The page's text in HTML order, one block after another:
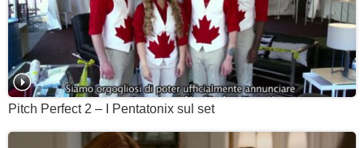
Pitch Perfect 2 – I Pentatonix sul set